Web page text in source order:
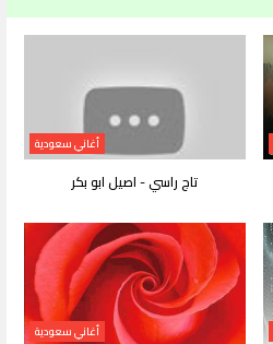
أغاني سعودية
تاج راسي - اصيل ابو بكر
أغاني سعودية